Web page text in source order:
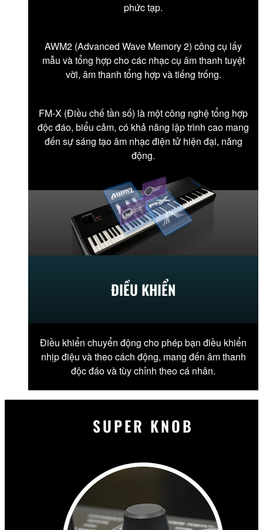
phức tạp.
AWM2 (Advanced Wave Memory 2) công cụ lấy
mẫu và tổng hợp cho các nhạc cụ âm thanh tuyệt
vời, âm thanh tổng hợp và tiếng trống.
FM-X (Điều chế tần số) là một công nghệ tổng hợp
độc đáo, biểu cảm, có khả năng lập trình cao mang
đến sự sáng tạo âm nhạc điện tử hiện đại, năng
động.
ĐIỀU KHIỂN
Điều khiển chuyển động cho phép bạn điều khiển
nhịp điệu và theo cách động, mang đến âm thanh
độc đáo và tùy chỉnh theo cá nhân.
SUPER KNOB